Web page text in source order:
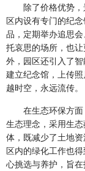
除了价格优势
区内设有专门的纪
品，定期举办追思
托哀思的场所，也
外，园区还引入了
建立纪念馆，上传
越时空，永远流传。
在生态环保方
生态理念，采用生
体，既减少了土地
区内的绿化工作也
心挑选与养护，旨